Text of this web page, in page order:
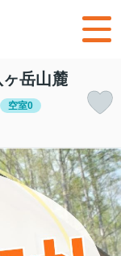
岳山麓
空室0